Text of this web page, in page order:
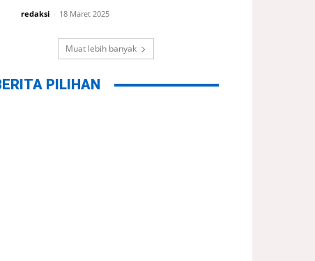
redaksi - 18 Maret 2025
Muat lebih banyak
PILIHAN